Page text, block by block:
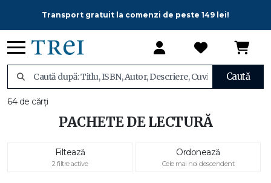
Transport gratuit la comenzi de peste 149 lei!
Caută
64 de cărți
PACHETE DE LECTURĂ
Filtează
2 filtre active
Ordonează
Cele mai noi descendent